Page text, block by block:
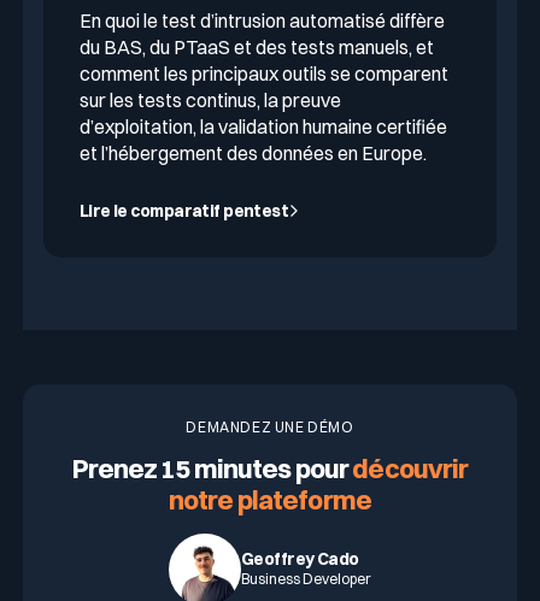
En quoi le test d’intrusion automatisé diffère
du BAS, du PTaaS et des tests manuels, et
comment les principaux outils se comparent
sur les tests continus, la preuve
d’exploitation, la validation humaine certifiée
et l’hébergement des données en Europe.
Lire le comparatif pentest
DEMANDEZ UNE DÉMO
Prenez 15 minutes pourdécouvrir
notre plateforme
Geoffrey Cado
Business Developer